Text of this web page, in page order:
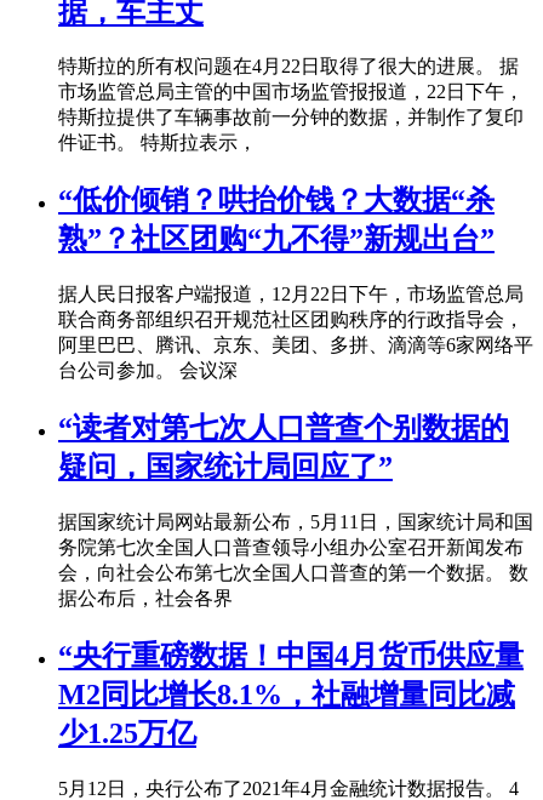
据，车主丈
特斯拉的所有权问题在4月22日取得了很大的进展。 据
市场监管总局主管的中国市场监管报报道，22日下午，
特斯拉提供了车辆事故前一分钟的数据，并制作了复印
件证书。 特斯拉表示，
“低价倾销？哄抬价钱？大数据“杀
熟”？社区团购“九不得”新规出台”
据人民日报客户端报道，12月22日下午，市场监管总局
联合商务部组织召开规范社区团购秩序的行政指导会，
阿里巴巴、腾讯、京东、美团、多拼、滴滴等6家网络平
台公司参加。 会议深
“读者对第七次人口普查个别数据的
疑问，国家统计局回应了”
据国家统计局网站最新公布，5月11日，国家统计局和国
务院第七次全国人口普查领导小组办公室召开新闻发布
会，向社会公布第七次全国人口普查的第一个数据。 数
据公布后，社会各界
“央行重磅数据！中国4月货币供应量
M2同比增长8.1%，社融增量同比减
少1.25万亿
5月12日，央行公布了2021年4月金融统计数据报告。 4